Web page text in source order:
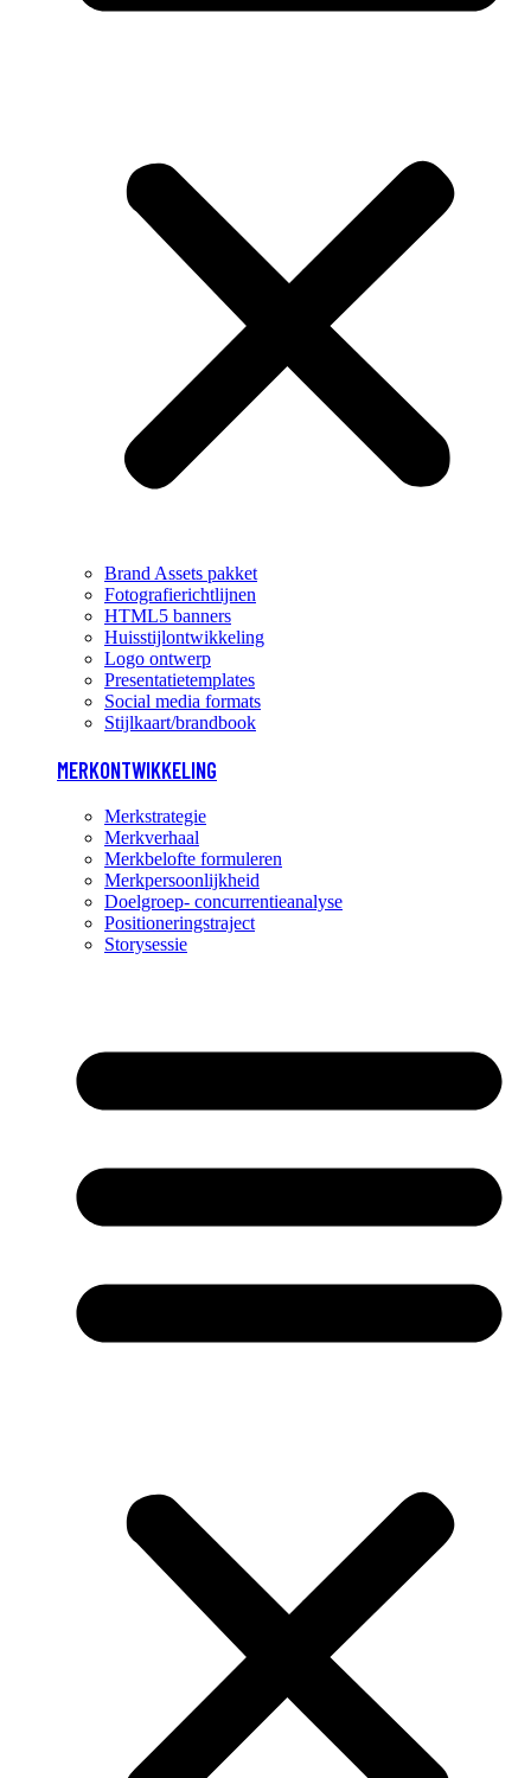
Brand Assets pakket
Fotografierichtlijnen
HTML5 banners
Huisstijlontwikkeling
Logo ontwerp
Presentatietemplates
Social media formats
Stijlkaart/brandbook
MERKONTWIKKELING
Merkstrategie
Merkverhaal
Merkbelofte formuleren
Merkpersoonlijkheid
Doelgroep- concurrentieanalyse
Positioneringstraject
Storysessie